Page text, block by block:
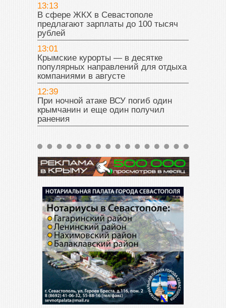
13:13
В сфере ЖКХ в Севастополе
предлагают зарплаты до 100 тысяч
рублей
13:01
Крымские курорты — в десятке
популярных направлений для отдыха
компаниями в августе
12:39
При ночной атаке ВСУ погиб один
крымчанин и еще один получил
ранения